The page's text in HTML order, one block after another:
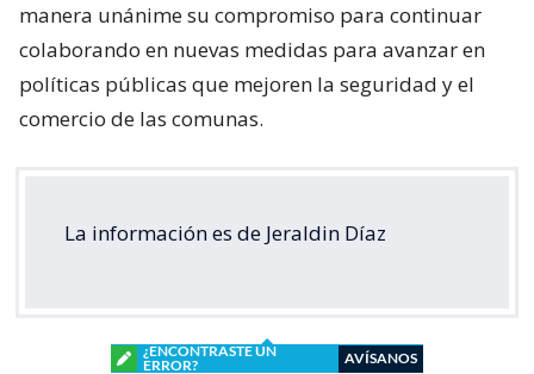
manera unánime su compromiso para continuar
colaborando en nuevas medidas para avanzar en
políticas públicas que mejoren la seguridad y el
comercio de las comunas.
La información es de Jeraldin Díaz
¿ENCONTRASTE UN
ERROR?
AVÍSANOS